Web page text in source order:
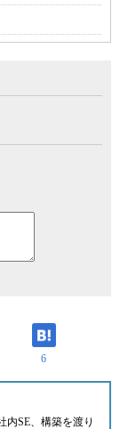
6
内SE、構築を渡り